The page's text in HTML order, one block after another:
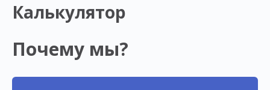
Калькулятор
Почему мы?